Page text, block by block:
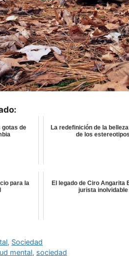
gotas de
La redefinición de la
de los estereotipos
para la
El legado de Ciro Angarita
jurista inolvidable
, Sociedad
mental, sociedad